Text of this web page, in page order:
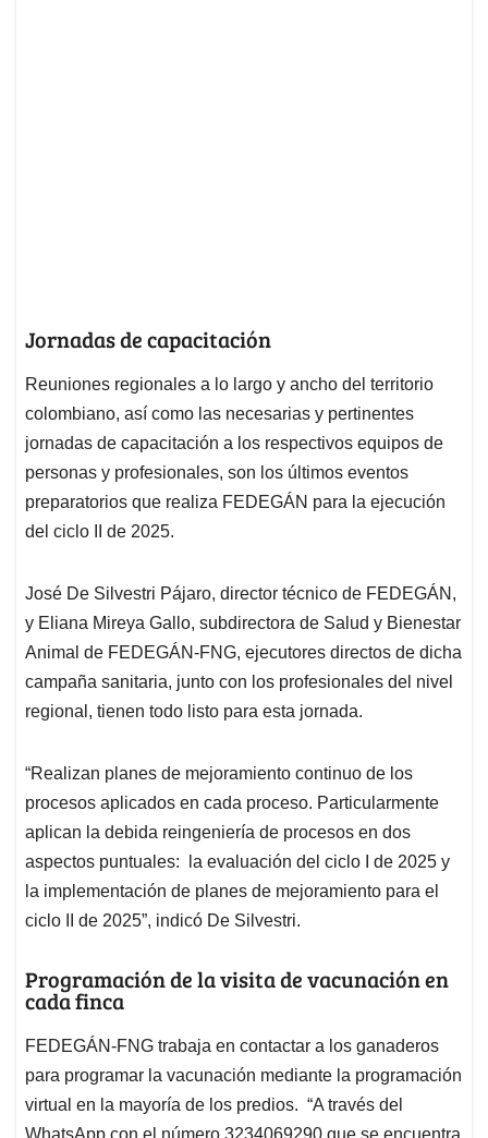
Jornadas de capacitación
Reuniones regionales a lo largo y ancho del territorio
colombiano, así como las necesarias y pertinentes
jornadas de capacitación a los respectivos equipos de
personas y profesionales, son los últimos eventos
preparatorios que realiza FEDEGÁN para la ejecución
del ciclo II de 2025.
José De Silvestri Pájaro, director técnico de FEDEGÁN,
y Eliana Mireya Gallo, subdirectora de Salud y Bienestar
Animal de FEDEGÁN-FNG, ejecutores directos de dicha
campaña sanitaria, junto con los profesionales del nivel
regional, tienen todo listo para esta jornada.
“Realizan planes de mejoramiento continuo de los
procesos aplicados en cada proceso. Particularmente
aplican la debida reingeniería de procesos en dos
aspectos puntuales: la evaluación del ciclo I de 2025 y
la implementación de planes de mejoramiento para el
ciclo II de 2025”, indicó De Silvestri.
Programación de la visita de vacunación en
cada finca
FEDEGÁN-FNG trabaja en contactar a los ganaderos
para programar la vacunación mediante la programación
virtual en la mayoría de los predios. “A través del
WhatsApp con el número 3234069290 que se encuentra